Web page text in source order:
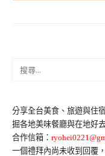
字:
分享全台美食、旅遊與住
掘各地美味餐廳與在地好
合作信箱：
一個禮拜內尚未收到回覆